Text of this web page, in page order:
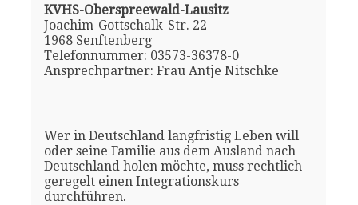
KVHS-Oberspreewald-Lausitz
Joachim-Gottschalk-Str. 22
1968 Senftenberg
Telefonnummer: 03573-36378-0
Ansprechpartner: Frau Antje Nitschke
Wer in Deutschland langfristig Leben will
oder seine Familie aus dem Ausland nach
Deutschland holen möchte, muss rechtlich
geregelt einen Integrationskurs
durchführen.